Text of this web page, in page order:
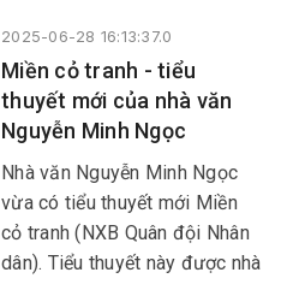
để học tập, làm việc và sáng
tác. Cô tốt nghiệp thạc sĩ văn
học, dạy THPT và xuất bản
tập truyện ngắn Đời cỏ lau
(2023), mới đây nhất là tập
thơ Hoa rêu do NXB Hội Nhà
văn ấn hành cuối tháng
5/2025.
2025-06-28 16:13:37.0
Miền cỏ tranh - tiểu
thuyết mới của nhà văn
Nguyễn Minh Ngọc
Nhà văn Nguyễn Minh Ngọc
vừa có tiểu thuyết mới Miền
cỏ tranh (NXB Quân đội Nhân
dân). Tiểu thuyết này được nhà